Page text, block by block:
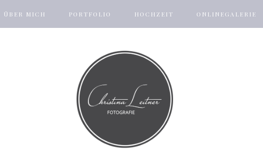
ÜBER MICH PORTFOLIO HOCHZEIT ONLINEGALERIE